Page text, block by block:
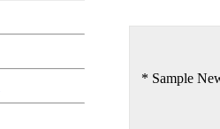
* Sample